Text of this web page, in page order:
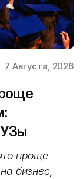
7 Августа, 2026
проще
бизнес,